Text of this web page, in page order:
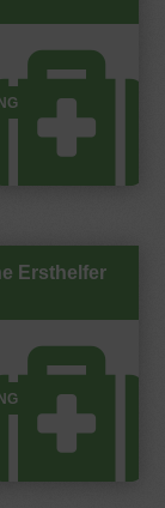
Ersthelfer